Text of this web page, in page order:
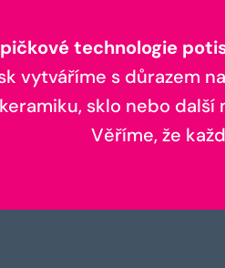
technologie
vytváříme s důrazem
sklo nebo
Věříme, že